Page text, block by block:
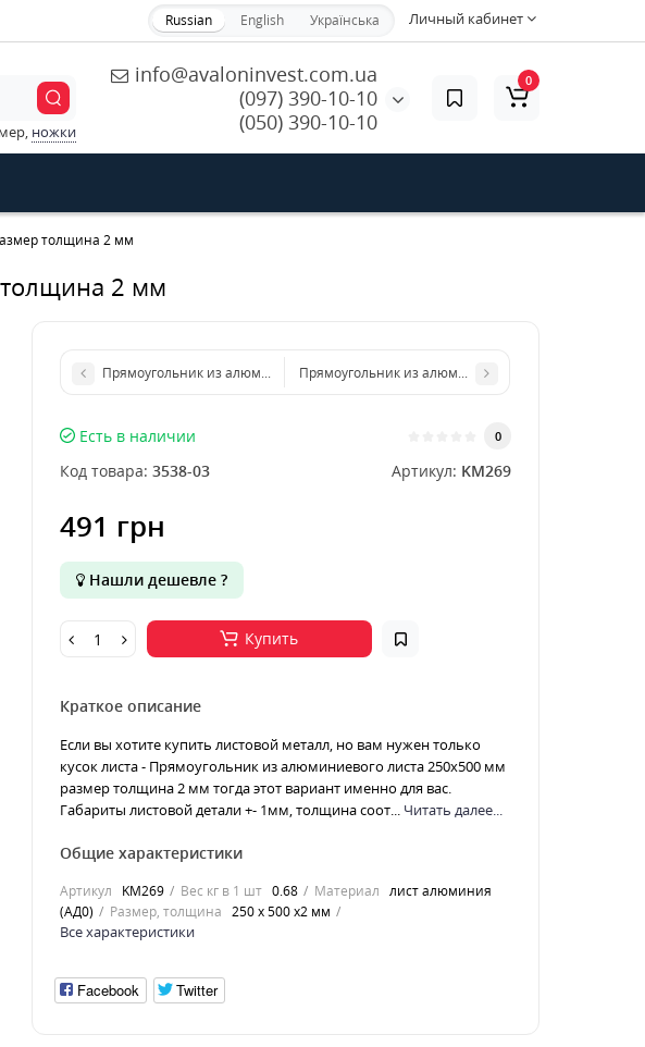
Личный кабинет
Russian English Українська
info@avaloninvest.com.ua
(097) 390-10-10
(050) 390-10-10
ножки
0
толщина 2 мм
2 мм
Прямоугольник из алюминиевого листа 200х300 мм размер толщина 2 мм
Прямоугольник из алюминиевого листа 500х1000
Есть в наличии 0
Код товара: 3538-03 Артикул: KM269
491 грн
Нашли дешевле ?
Купить
Краткое описание
Если вы хотите купить листовой металл, но вам нужен только
кусок листа - Прямоугольник из алюминиевого листа 250х500 мм
размер толщина 2 мм тогда этот вариант именно для вас.
Габариты листовой детали +- 1мм, толщина соот... Читать далее...
Общие характеристики
Артикул KM269 Вес кг в 1 шт 0.68 Материал лист алюминия
(АД0)
Размер, толщина 250 х 500 х2 мм
Все характеристики
Facebook Twitter